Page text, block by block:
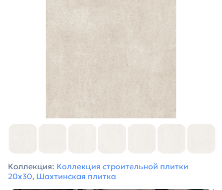
Коллекция: Коллекция строительной плитки
20х30, Шахтинская плитка